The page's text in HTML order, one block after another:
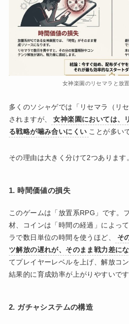
女神楽園のリセマラと放
多くのソシャゲでは「リセマラ（リ
されますが、
女神楽園においては、
る戦略が噛み合いにくい ことが多い
その理由は大きく分けて2つあります
1. 時間価値の損失
このゲームは「放置系RPG」です。
材、コインは「時間の経過」によっ
ラで数日単位の時間を使うほど、
そ
ツ解放の遅れが、そのまま戦力差に
てプレイヤーレベルを上げ、解放コ
結果的に育成効率が上がりやすいです
2. ガチャシステムの構造